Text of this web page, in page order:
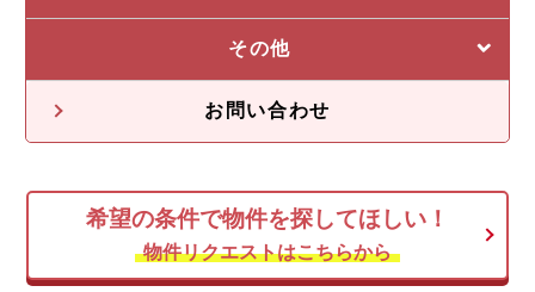
収益物件一覧
不動産投資の流れ
売却に強い5つの理由
不動産無料査定
その他
オーナー様の声
空き家
お問い合わせ
希望の条件で物件を探してほしい！
物件リクエストはこちらから